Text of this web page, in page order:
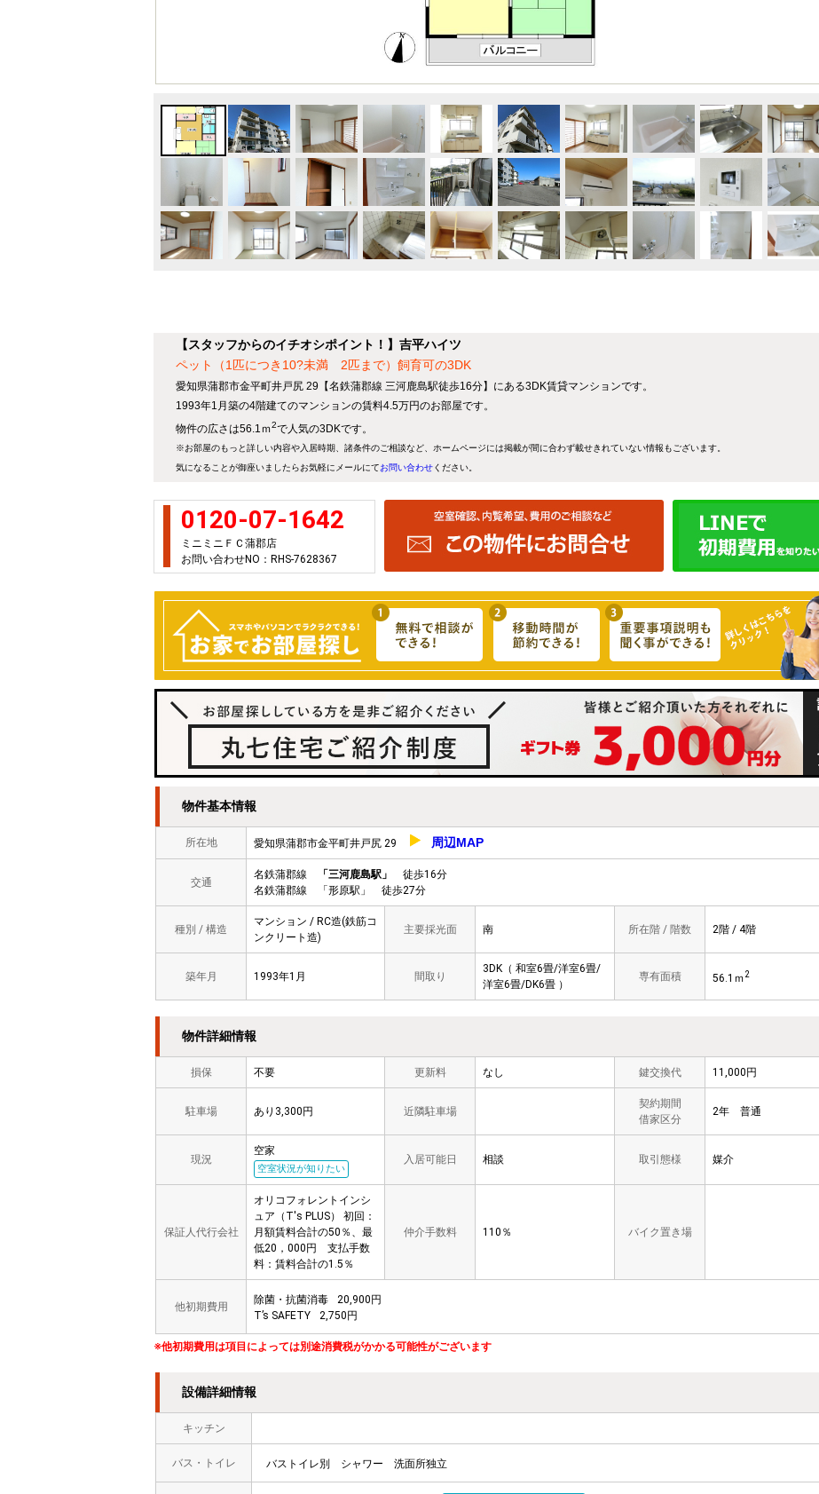
【スタッフからのイチオシポイント！】吉平ハイツ
ペット（1匹につき10?未満 2匹まで）飼育可の3DK
愛知県蒲郡市金平町井戸尻 29【名鉄蒲郡線 三河鹿島駅徒歩16分】にある3DK賃貸マンションです。
1993年1月築の4階建てのマンションの賃料4.5万円のお部屋です。
物件の広さは56.1ｍ2で人気の3DKです。
※お部屋のもっと詳しい内容や入居時期、諸条件のご相談など、ホームページには掲載が間に合わず載せきれていない情報もございます。
気になることが御座いましたらお気軽にメールにてお問い合わせください。
0120-07-1642
ミニミニＦＣ蒲郡店
お問い合わせNO：RHS-7628367
物件基本情報
所在地 愛知県蒲郡市金平町井戸尻 29 周辺MAP
交通
名鉄蒲郡線 「三河鹿島駅」
徒歩16分
名鉄蒲郡線 「形原駅」 徒歩27分
種別 / 構造
マンション / RC造(鉄筋コ
ンクリート造)
主要採光面 南 所在階 / 階数 2階 / 4階
築年月 1993年1月 間取り
3DK（ 和室6畳/洋室6畳/
洋室6畳/DK6畳 ）
専有面積 56.1ｍ2
物件詳細情報
損保 不要 更新料 なし 鍵交換代 11,000円
駐車場 あり3,300円 近隣駐車場
契約期間
借家区分
2年 普通
現況
空家
空室状況が知りたい
入居可能日 相談 取引態様 媒介
保証人代行会社
オリコフォレントインシ
ュア（T's PLUS） 初回：
月額賃料合計の50％、最
低20，000円 支払手数
料：賃料合計の1.5％
仲介手数料 110％ バイク置き場
他初期費用
除菌・抗菌消毒
20,900円
T’s SAFETY
2,750円
※他初期費用は項目によっては別途消費税がかかる可能性がございます
設備詳細情報
キッチン
バス・トイレ バストイレ別 シャワー 洗面所独立